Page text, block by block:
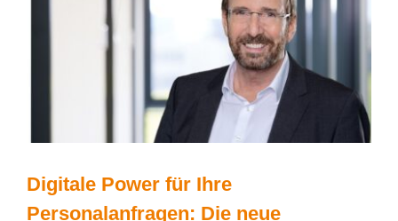
Digitale Power für Ihre
Personalanfragen: Die neue